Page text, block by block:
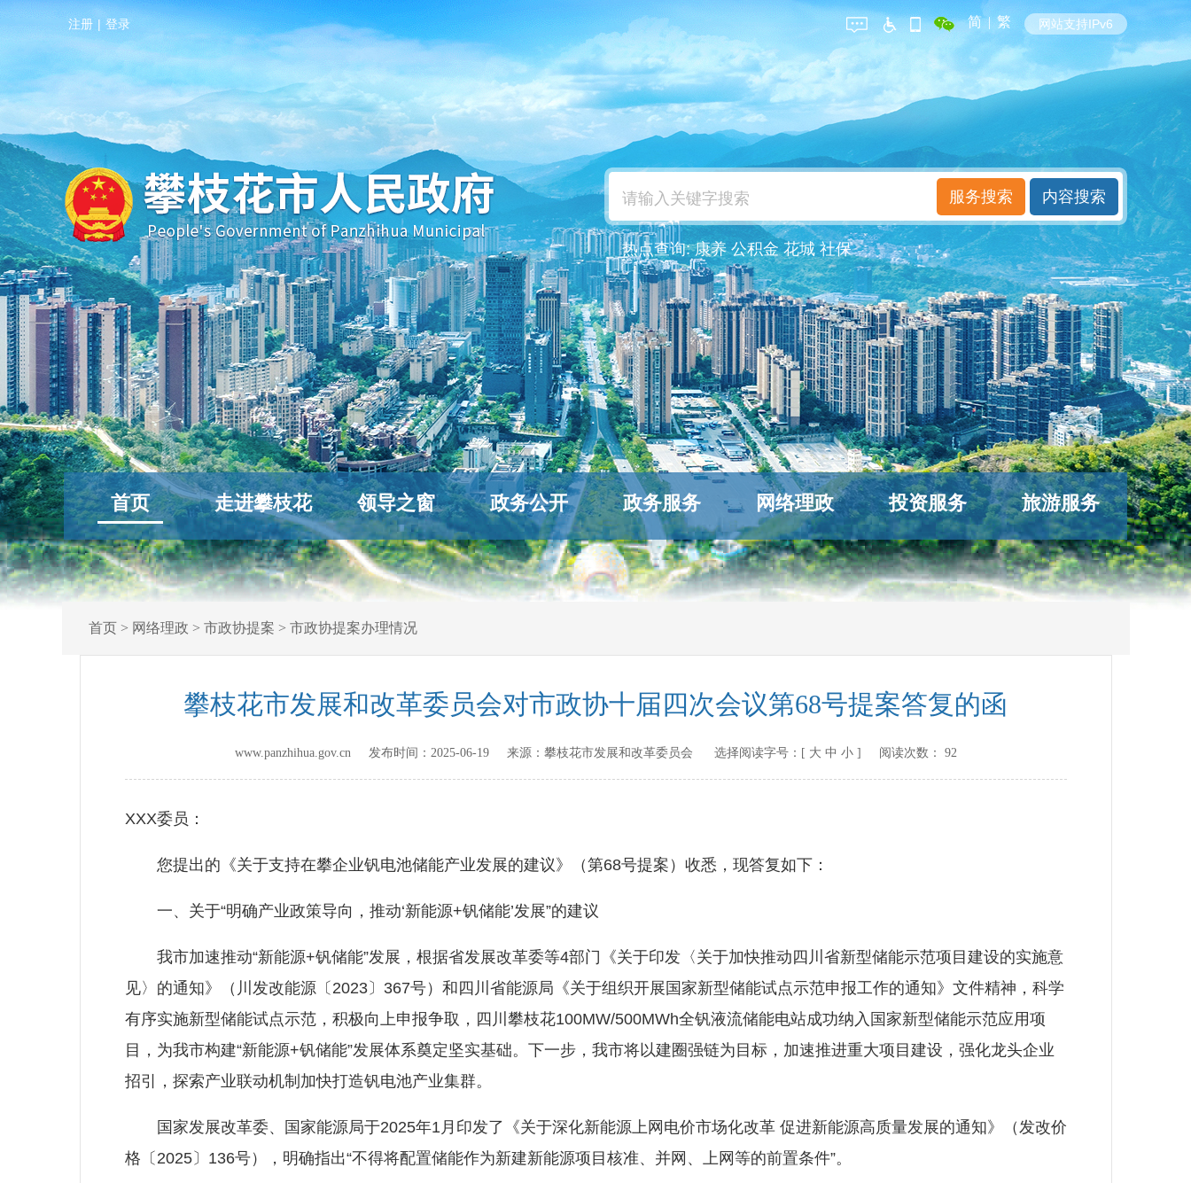
注册 | 登录 简 | 繁 网站支持IPv6
热点查询:康养 公积金 花城 社保
首页 走进攀枝花 领导之窗 政务公开 政务服务 网络理政 投资服务 旅游服务
首页> 网络理政 > 市政协提案 > 市政协提案办理情况
攀枝花市发展和改革委员会对市政协十届四次会议第68号提案答复的函
www.panzhihua.gov.cn 发布时间： 2025-06-19来源： 攀枝花市发展和改革委员会 选择阅读字号：[ 大 中 小] 阅读次数： 92
XXX委员：
您提出的《关于支持在攀企业钒电池储能产业发展的建议》（第68号提案）收悉，现答复如下：
一、关于“明确产业政策导向，推动‘新能源+钒储能’发展”的建议
我市加速推动“新能源+钒储能”发展，根据省发展改革委等4部门《关于印发〈关于加快推动四川省新型储能示范项目建设的实施意
见〉的通知》（川发改能源〔2023〕367号）和四川省能源局《关于组织开展国家新型储能试点示范申报工作的通知》文件精神，科学
有序实施新型储能试点示范，积极向上申报争取，四川攀枝花100MW/500MWh全钒液流储能电站成功纳入国家新型储能示范应用项
目，为我市构建“新能源+钒储能”发展体系奠定坚实基础。下一步，我市将以建圈强链为目标，加速推进重大项目建设，强化龙头企业
招引，探索产业联动机制加快打造钒电池产业集群。
国家发展改革委、国家能源局于2025年1月印发了《关于深化新能源上网电价市场化改革 促进新能源高质量发展的通知》（发改价
格〔2025〕136号），明确指出“不得将配置储能作为新建新能源项目核准、并网、上网等的前置条件”。